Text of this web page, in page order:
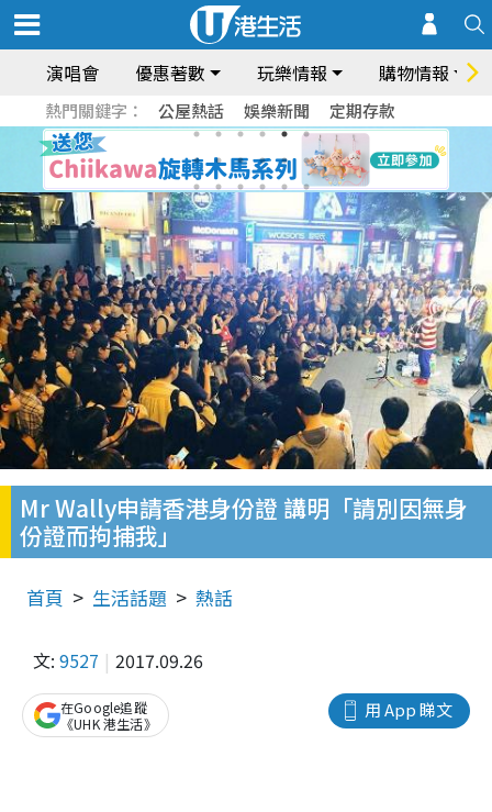
演唱會 優惠著數 玩樂情報 購物情報
熱門關鍵字： 公屋熱話 娛樂新聞 定期存款
Mr Wally申請香港身份證 講明「請別因無身
份證而拘捕我」
首頁 生活話題 熱話
文: 9527 2017.09.26
用 App 睇文
在Google追蹤
《UHK 港生活》